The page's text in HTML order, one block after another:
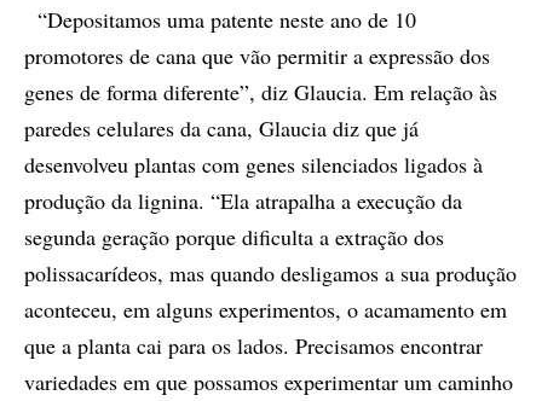
“Depositamos uma patente neste ano de 10
promotores de cana que vão permitir a expressão dos
genes de forma diferente”, diz Glaucia. Em relação às
paredes celulares da cana, Glaucia diz que já
desenvolveu plantas com genes silenciados ligados à
produção da lignina. “Ela atrapalha a execução da
segunda geração porque dificulta a extração dos
polissacarídeos, mas quando desligamos a sua produção
aconteceu, em alguns experimentos, o acamamento em
que a planta cai para os lados. Precisamos encontrar
variedades em que possamos experimentar um caminho